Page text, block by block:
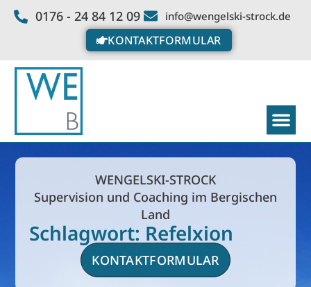
0176 - 24 84 12 09 info@wengelski-strock.de
KONTAKTFORMULAR
WENGELSKI-STROCK
Supervision und Coaching im Bergischen
Land
Schlagwort: Refelxion
KONTAKTFORMULAR